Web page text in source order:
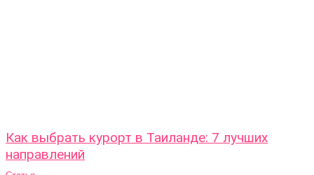
Как выбрать курорт в Таиланде: 7 лучших
направлений